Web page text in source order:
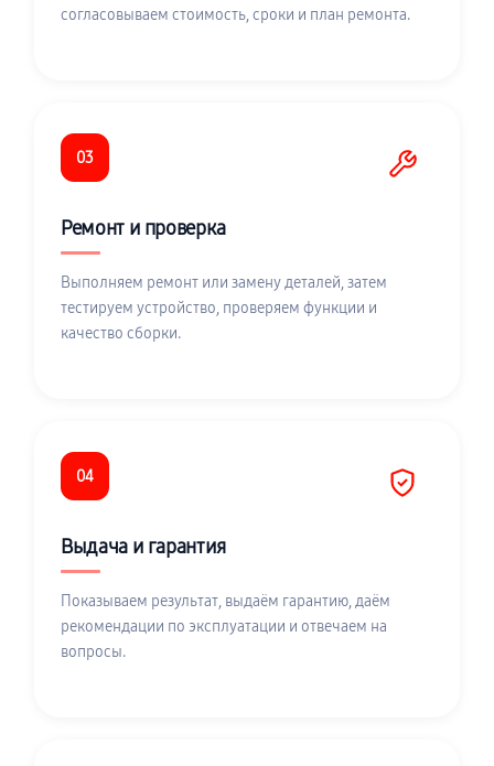
согласовываем стоимость, сроки и план ремонта.
03
Ремонт и проверка
Выполняем ремонт или замену деталей, затем
тестируем устройство, проверяем функции и
качество сборки.
04
Выдача и гарантия
Показываем результат, выдаём гарантию, даём
рекомендации по эксплуатации и отвечаем на
вопросы.